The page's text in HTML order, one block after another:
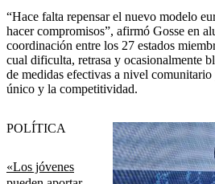
“Hace falta repensar el nuevo modelo
hacer compromisos”, afirmó Gosse en
coordinación entre los 27 estados
cual dificulta, retrasa y ocasionalmente
de medidas efectivas a nivel
único y la competitividad.
«Los jóvenes
POLÍTICA